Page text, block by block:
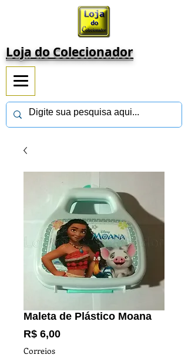
Loja do Colecionador
Maleta de Plástico Moana
R$ 6,00Preço
Correios